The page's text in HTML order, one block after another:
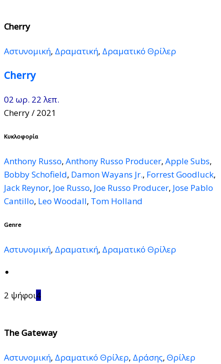
Cherry
Αστυνομική, Δραματική, Δραματικό Θρίλερ
Cherry
02 ωρ. 22 λεπ.
Cherry/ 2021
Κυκλοφορία
Anthony Russo, Anthony Russo Producer, Apple Subs,
Bobby Schofield, Damon Wayans Jr., Forrest Goodluck,
Jack Reynor, Joe Russo, Joe Russo Producer, Jose Pablo
Cantillo, Leo Woodall, Tom Holland
Genre
Αστυνομική, Δραματική, Δραματικό Θρίλερ
2 ψήφοι4
The Gateway
Αστυνομική, Δραματικό Θρίλερ, Δράσης, Θρίλερ